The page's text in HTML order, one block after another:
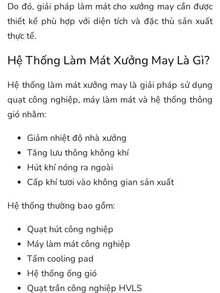
Do đó, giải pháp làm mát cho xưởng may cần được
thiết kế phù hợp với diện tích và đặc thù sản xuất
thực tế.
Hệ Thống Làm Mát Xưởng May Là Gì?
Hệ thống làm mát xưởng may là giải pháp sử dụng
quạt công nghiệp, máy làm mát và hệ thống thông
gió nhằm:
Giảm nhiệt độ nhà xưởng
Tăng lưu thông không khí
Hút khí nóng ra ngoài
Cấp khí tươi vào không gian sản xuất
Hệ thống thường bao gồm:
Quạt hút công nghiệp
Máy làm mát công nghiệp
Tấm cooling pad
Hệ thống ống gió
Quạt trần công nghiệp HVLS